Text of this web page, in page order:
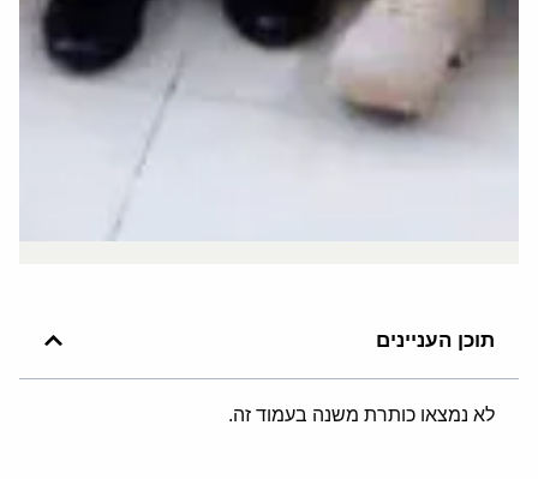
תוכן העניינים
לא נמצאו כותרת משנה בעמוד זה.